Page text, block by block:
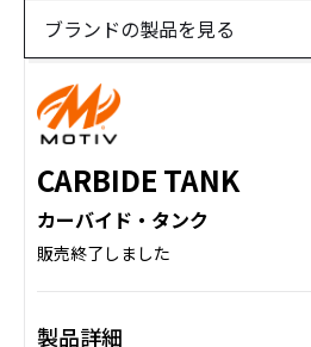
ブランドの製品を見る
CARBIDE TANK
カーバイド・タンク
販売終了しました
製品詳細